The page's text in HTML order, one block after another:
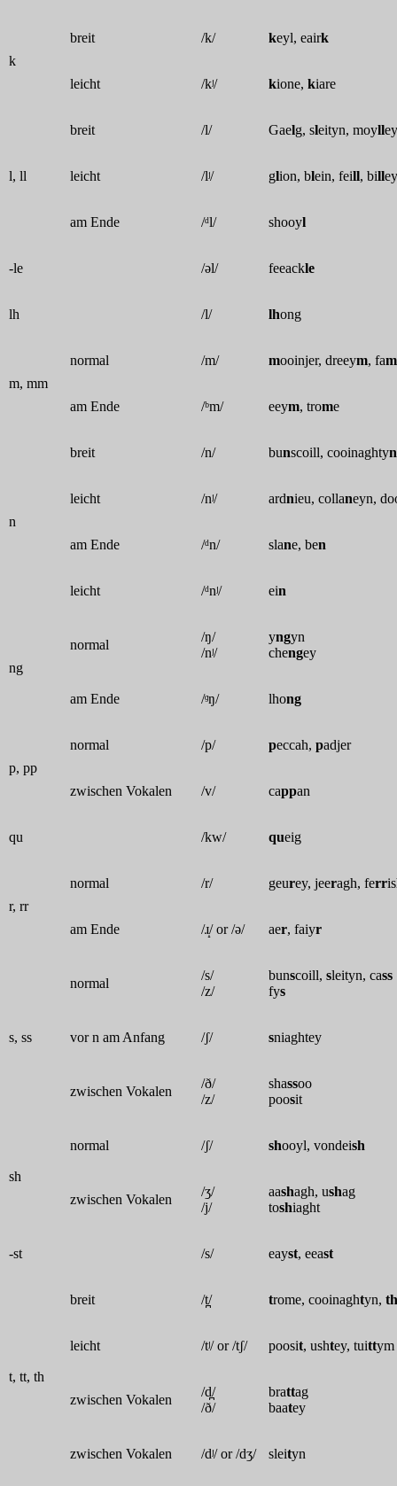
k
breit /k/ keyl, eairk
leicht /kʲ/ kione, kiare
l, ll
breit /l/ Gaelg, sleityn, moylley
leicht /lʲ/ glion, blein, feill, billey
am Ende /ᵈl/ shooyl
-le /əl/ feeackle
lh /l/ lhong
m, mm
normal /m/ mooinjer, dreeym, fa
am Ende /ᵇm/ eeym, trome
n
breit /n/ bunscoill, cooinaghtyn
leicht /nʲ/ ardnieu, collaneyn,
am Ende /ᵈn/ slane, ben
leicht /ᵈnʲ/ ein
ng
normal
/ŋ/
/nʲ/
yngyn
chengey
am Ende /ᶢŋ/ lhong
p, pp
normal /p/ peccah, padjer
zwischen Vokalen /v/ cappan
qu /kw/ queig
r, rr
normal /r/ geurey, jeeragh, ferr
am Ende /ɹ̝/ or /ə/ aer, faiyr
s, ss
normal
/s/
/z/
bunscoill, sleityn, cass
fys
vor n am Anfang /ʃ/ sniaghtey
zwischen Vokalen
/ð/
/z/
shassoo
poosit
sh
normal /ʃ/ shooyl, vondeish
zwischen Vokalen
/ʒ/
/j/
aashagh, ushag
toshiaght
-st /s/ eayst, eeast
t, tt, th
breit /t̪/ trome, cooinaghtyn, th
leicht /tʲ/ or /tʃ/ poosit, ushtey, tuittym
zwischen Vokalen
/d̪/
/ð/
brattag
baatey
zwischen Vokalen /dʲ/ or /dʒ/ sleityn